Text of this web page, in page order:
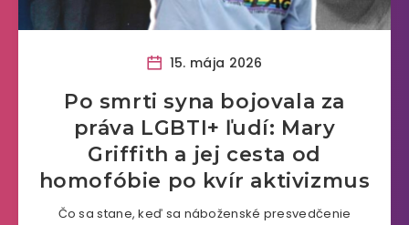
15. mája 2026
Po smrti syna bojovala za
práva LGBTI+ ľudí: Mary
Griffith a jej cesta od
homofóbie po kvír aktivizmus
Čo sa stane, keď sa náboženské presvedčenie